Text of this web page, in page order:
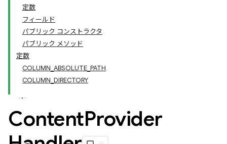
定数
フィールド
パブリック コンストラクタ
パブリック メソッド
定数
COLUMN_ABSOLUTE_PATH
COLUMN_DIRECTORY
ContentProvider